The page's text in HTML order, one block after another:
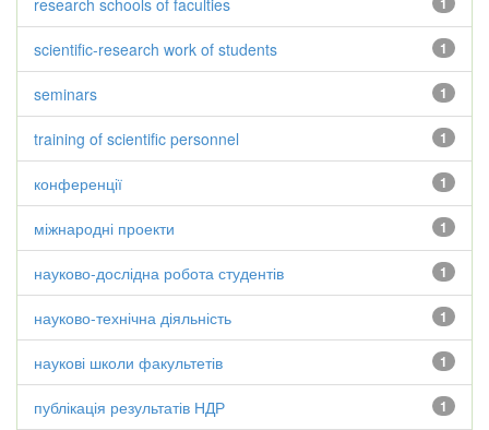
research schools of faculties
1
scientific-research work of students
1
seminars
1
training of scientific personnel
1
конференції
1
міжнародні проекти
1
науково-дослідна робота студентів
1
науково-технічна діяльність
1
наукові школи факультетів
1
публікація результатів НДР